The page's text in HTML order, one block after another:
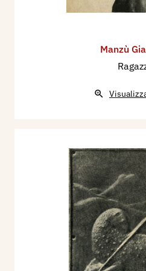
«Sono nato a Bergamo,
mia madre han sempre
su i numerosi figli, dei
Da piccolo ho aiutato mio
A scuola, che frequentai
elementare, disegnavo su
sentivo altra voglia che
Dopo la terza fui costretto
undici anni.
Mio padre mi portò da
restai fino a quindici anni,
Manzù